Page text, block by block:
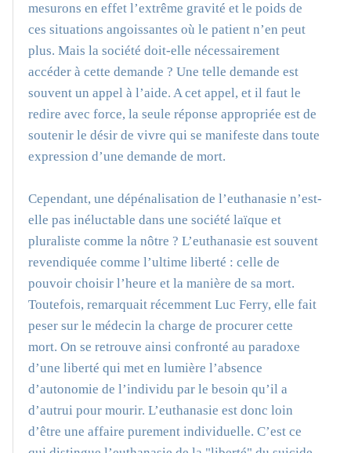
mesurons en effet l’extrême gravité et le poids de
ces situations angoissantes où le patient n’en peut
plus. Mais la société doit-elle nécessairement
accéder à cette demande ? Une telle demande est
souvent un appel à l’aide. A cet appel, et il faut le
redire avec force, la seule réponse appropriée est de
soutenir le désir de vivre qui se manifeste dans toute
expression d’une demande de mort.
Cependant, une dépénalisation de l’euthanasie n’est-
elle pas inéluctable dans une société laïque et
pluraliste comme la nôtre ? L’euthanasie est souvent
revendiquée comme l’ultime liberté : celle de
pouvoir choisir l’heure et la manière de sa mort.
Toutefois, remarquait récemment Luc Ferry, elle fait
peser sur le médecin la charge de procurer cette
mort. On se retrouve ainsi confronté au paradoxe
d’une liberté qui met en lumière l’absence
d’autonomie de l’individu par le besoin qu’il a
d’autrui pour mourir. L’euthanasie est donc loin
d’être une affaire purement individuelle. C’est ce